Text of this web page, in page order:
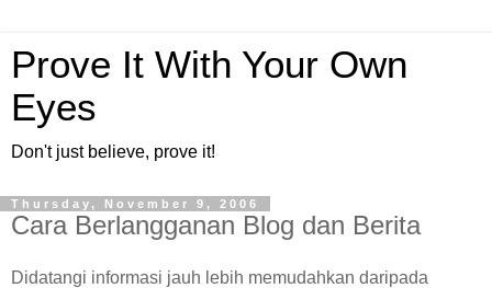
Prove It With Your Own
Eyes
Don't just believe, prove it!
Thursday, November 9, 2006
Cara Berlangganan Blog dan Berita
Didatangi informasi jauh lebih memudahkan daripada